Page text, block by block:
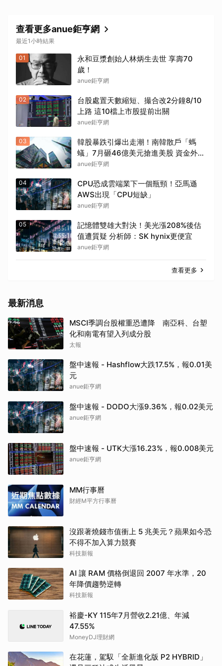
查看更多anue鉅亨網
最近1小時結果
01
永和豆漿創始人林炳生去世 享壽70
歲！
anue鉅亨網
02
台股處置天數縮短、撮合改2分鐘8/10
上路 這10檔上市股提前出關
anue鉅亨網
03
韓股暴跌引爆出走潮！南韓散戶「螞
蟻」7月砸46億美元搶進美股 資金外流
考驗韓元
anue鉅亨網
04
CPU恐成雲端業下一個瓶頸！亞馬遜
AWS出現「CPU短缺」
anue鉅亨網
05
記憶體雙雄大對決！美光漲208%後估
值遭質疑 分析師：SK hynix更便宜
anue鉅亨網
查看更多
最新消息
MSCI季調台股權重恐遭降 南亞科、台塑
化和南電有望入列成分股
太報
盤中速報 - Hashflow大跌17.5%，報0.01美
元
anue鉅亨網
盤中速報 - DODO大漲9.36%，報0.02美元
anue鉅亨網
盤中速報 - UTK大漲16.23%，報0.008美元
anue鉅亨網
MM行事曆
財經M平方行事曆
沒跟著燒錢市值衝上 5 兆美元？蘋果如今恐
不得不加入算力競賽
科技新報
AI 讓 RAM 價格倒退回 2007 年水準，20
年降價趨勢逆轉
科技新報
裕慶-KY 115年7月營收2.21億、年減
47.55%
MoneyDJ理財網
在花蓮，駕馭「全新進化版 P2 HYBRID」
取消